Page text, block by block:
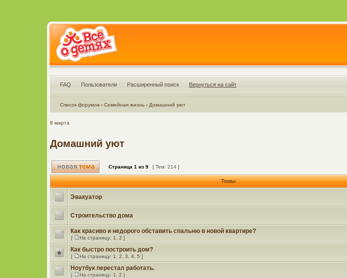
FAQ Пользователи Расширенный поиск Вернуться на сайт
Список форумов ‹ Семейная жизнь ‹ Домашний уют
8 марта
Домашний уют
Страница1 из9 [ Тем: 214 ]
Темы
Эвакуатор
Строительство дома
Как красиво и недорого обставить спальню в новой квартире?
[ На страницу: 1 ,2 ]
Как быстро построить дом?
[ На страницу: 1 ,2 ,3 ,4 ,5 ]
Ноутбук перестал работать.
[ На страницу: 1 ,2 ]